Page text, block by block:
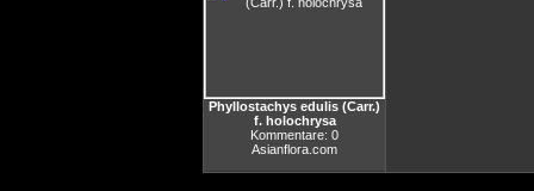
Phyllostachys edulis (Carr.)
f. holochrysa
Kommentare: 0
Asianflora.com